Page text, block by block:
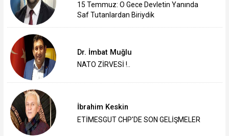
15 Temmuz: O Gece Devletin Yanında
Saf Tutanlardan Biriydik
Dr. İmbat Muğlu
NATO ZİRVESİ !..
İbrahim Keskin
ETİMESGUT CHP'DE SON GELİŞMELER